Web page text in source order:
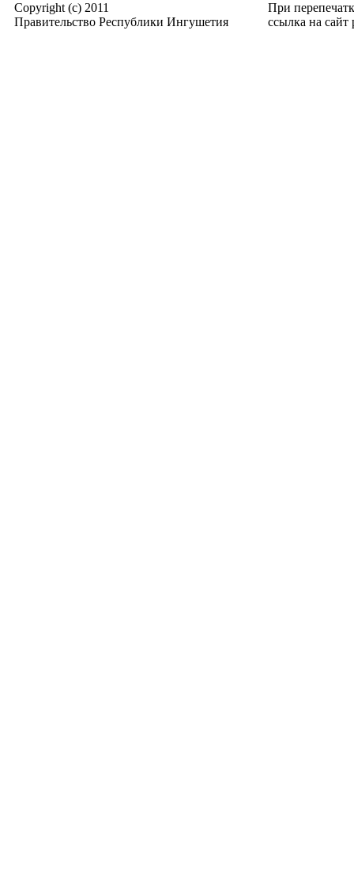
Copyright (c) 2011
Правительство Республики Ингушетия
При
ссылка на сайт